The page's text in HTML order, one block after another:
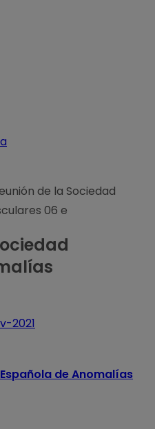
de la Sociedad
06 e
2021
de Anomalías